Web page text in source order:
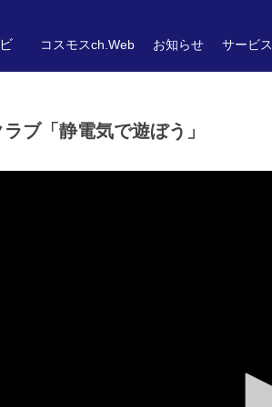
コスモスch.Web お知らせ サービス
ブ「静電気で遊ぼう」